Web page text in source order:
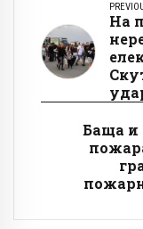
На
Баща и